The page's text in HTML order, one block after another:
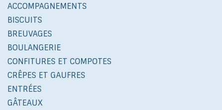
ACCOMPAGNEMENTS
BISCUITS
BREUVAGES
BOULANGERIE
CONFITURES ET COMPOTES
CRÊPES ET GAUFRES
ENTRÉES
GÂTEAUX